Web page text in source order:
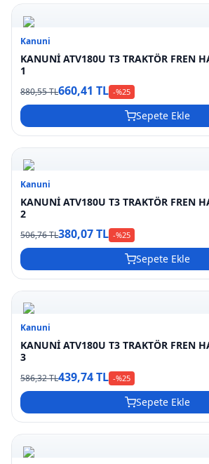
Kanuni
KANUNİ ATV180U T3 TRAKTÖR FREN
1
880,55 TL660,41 TL -%25
Sepete Ekle
Kanuni
KANUNİ ATV180U T3 TRAKTÖR FREN
2
506,76 TL380,07 TL -%25
Sepete Ekle
Kanuni
KANUNİ ATV180U T3 TRAKTÖR FREN
3
586,32 TL439,74 TL -%25
Sepete Ekle